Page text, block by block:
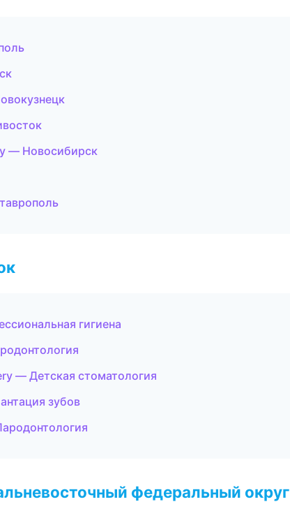
— Новосибирск
гигиена
— Детская стоматология
зубов
федеральный округ